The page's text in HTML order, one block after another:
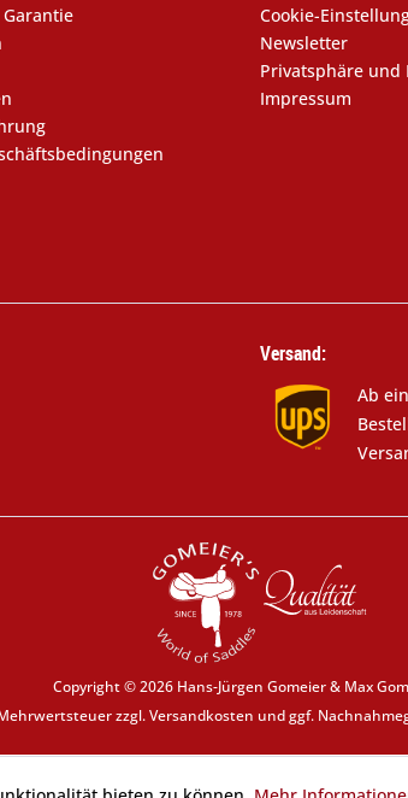
Cookie-
Newsletter
Privatsphäre und
Impressum
Versand:
Ab
Copyright © 2026 Hans-Jürgen Gomeier & Max
zzgl.Versandkosten und ggf.